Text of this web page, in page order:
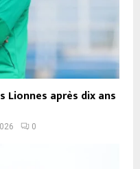
Lionnes après dix ans
0